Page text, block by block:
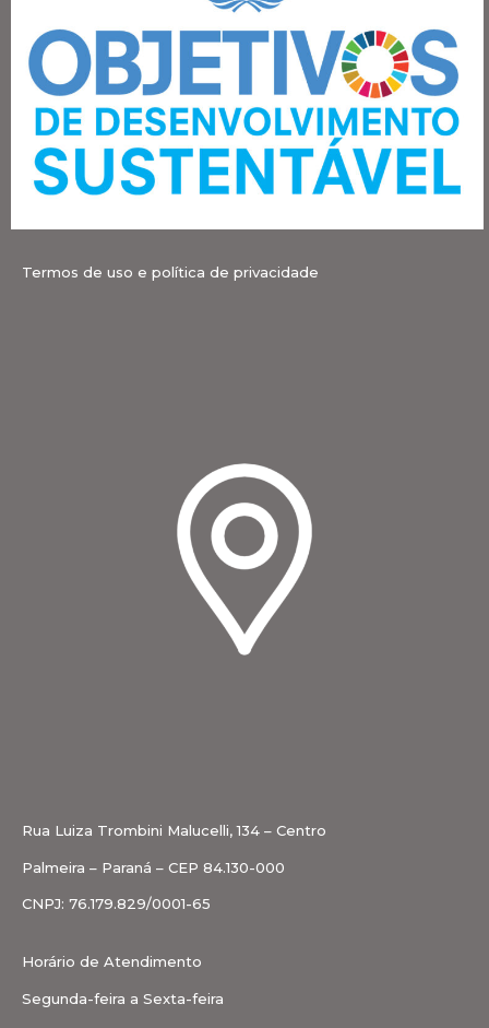
Termos de uso e política de privacidade
Rua Luiza Trombini Malucelli, 134 – Centro
Palmeira – Paraná – CEP 84.130-000
CNPJ: 76.179.829/0001-65
Horário de Atendimento
Segunda-feira a Sexta-feira